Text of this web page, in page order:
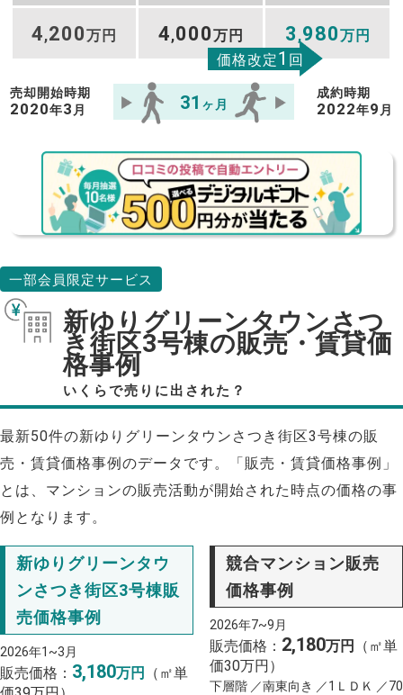
4,200万円 4,000万円 3 ,980万円
価格改定1 回
売却開始時期
2020年3 月 31 ヶ月
成約時期
2022年9 月
一部会員限定サービス
新ゆりグリーンタウンさつ
き街区3号棟の販売・賃貸価
格事例
いくらで売りに出された？
最新50件の新ゆりグリーンタウンさつき街区3号棟の販
売・賃貸価格事例のデータです。「販売・賃貸価格事例」
とは、マンションの販売活動が開始された時点の価格の事
例となります。
新ゆりグリーンタウ
ンさつき街区3号棟販
売価格事例
2026年1~3月
販売価格： 3,180万円
（㎡単
競合マンション販売
価格事例
2026年7~9月
販売価格： 2,180万円
（㎡単
価30万円）
下層階 ／南東向き ／1ＬＤＫ ／70